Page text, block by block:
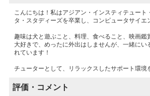
こんにちは！私はアジアン・インスティテュート
タ・スタディーズを卒業し、コンピュータサイエ
趣味は犬と遊ぶこと、料理、食べること、映画鑑
大好きで、めったに外出はしませんが、一緒にい
れています！
チューターとして、リラックスしたサポート環境
評価・コメント